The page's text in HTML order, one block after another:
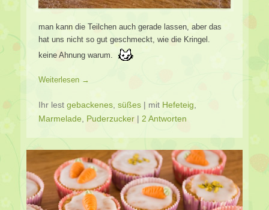
man kann die Teilchen auch gerade lassen, aber das
hat uns nicht so gut geschmeckt, wie die Kringel.
keine Ahnung warum.
Weiterlesen →
Ihr lest gebackenes, süßes | mit Hefeteig,
Marmelade, Puderzucker | 2 Antworten